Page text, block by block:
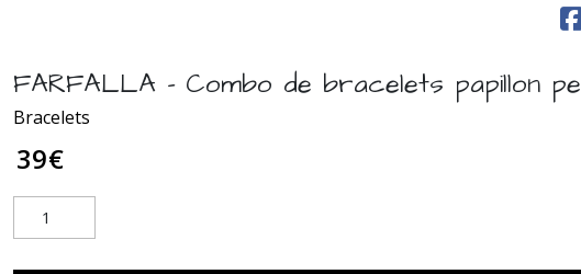
FARFALLA - Combo de bracelets papillon
Bracelets
39€